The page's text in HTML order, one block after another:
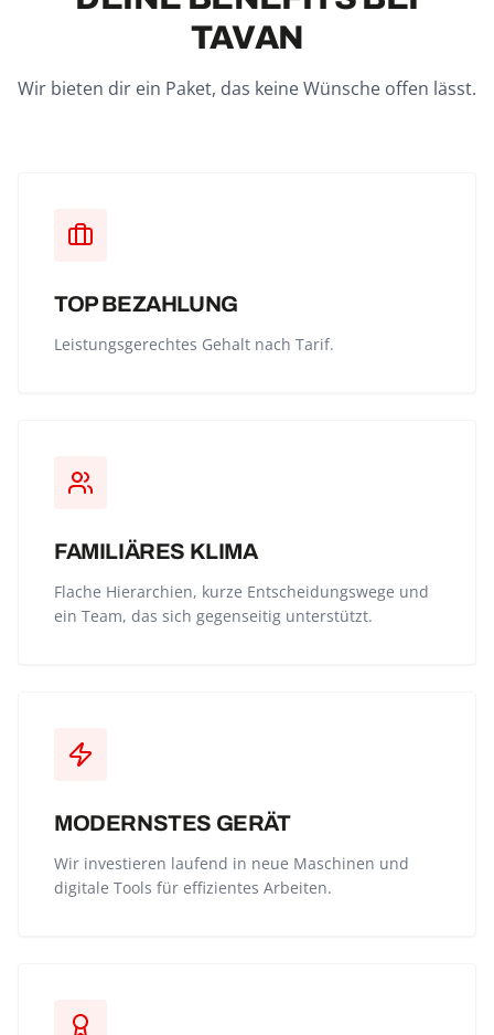
TAVAN
Wir bieten dir ein Paket, das keine Wünsche offen lässt.
TOP BEZAHLUNG
Leistungsgerechtes Gehalt nach Tarif.
FAMILIÄRES KLIMA
Flache Hierarchien, kurze Entscheidungswege und
ein Team, das sich gegenseitig unterstützt.
MODERNSTES GERÄT
Wir investieren laufend in neue Maschinen und
digitale Tools für effizientes Arbeiten.